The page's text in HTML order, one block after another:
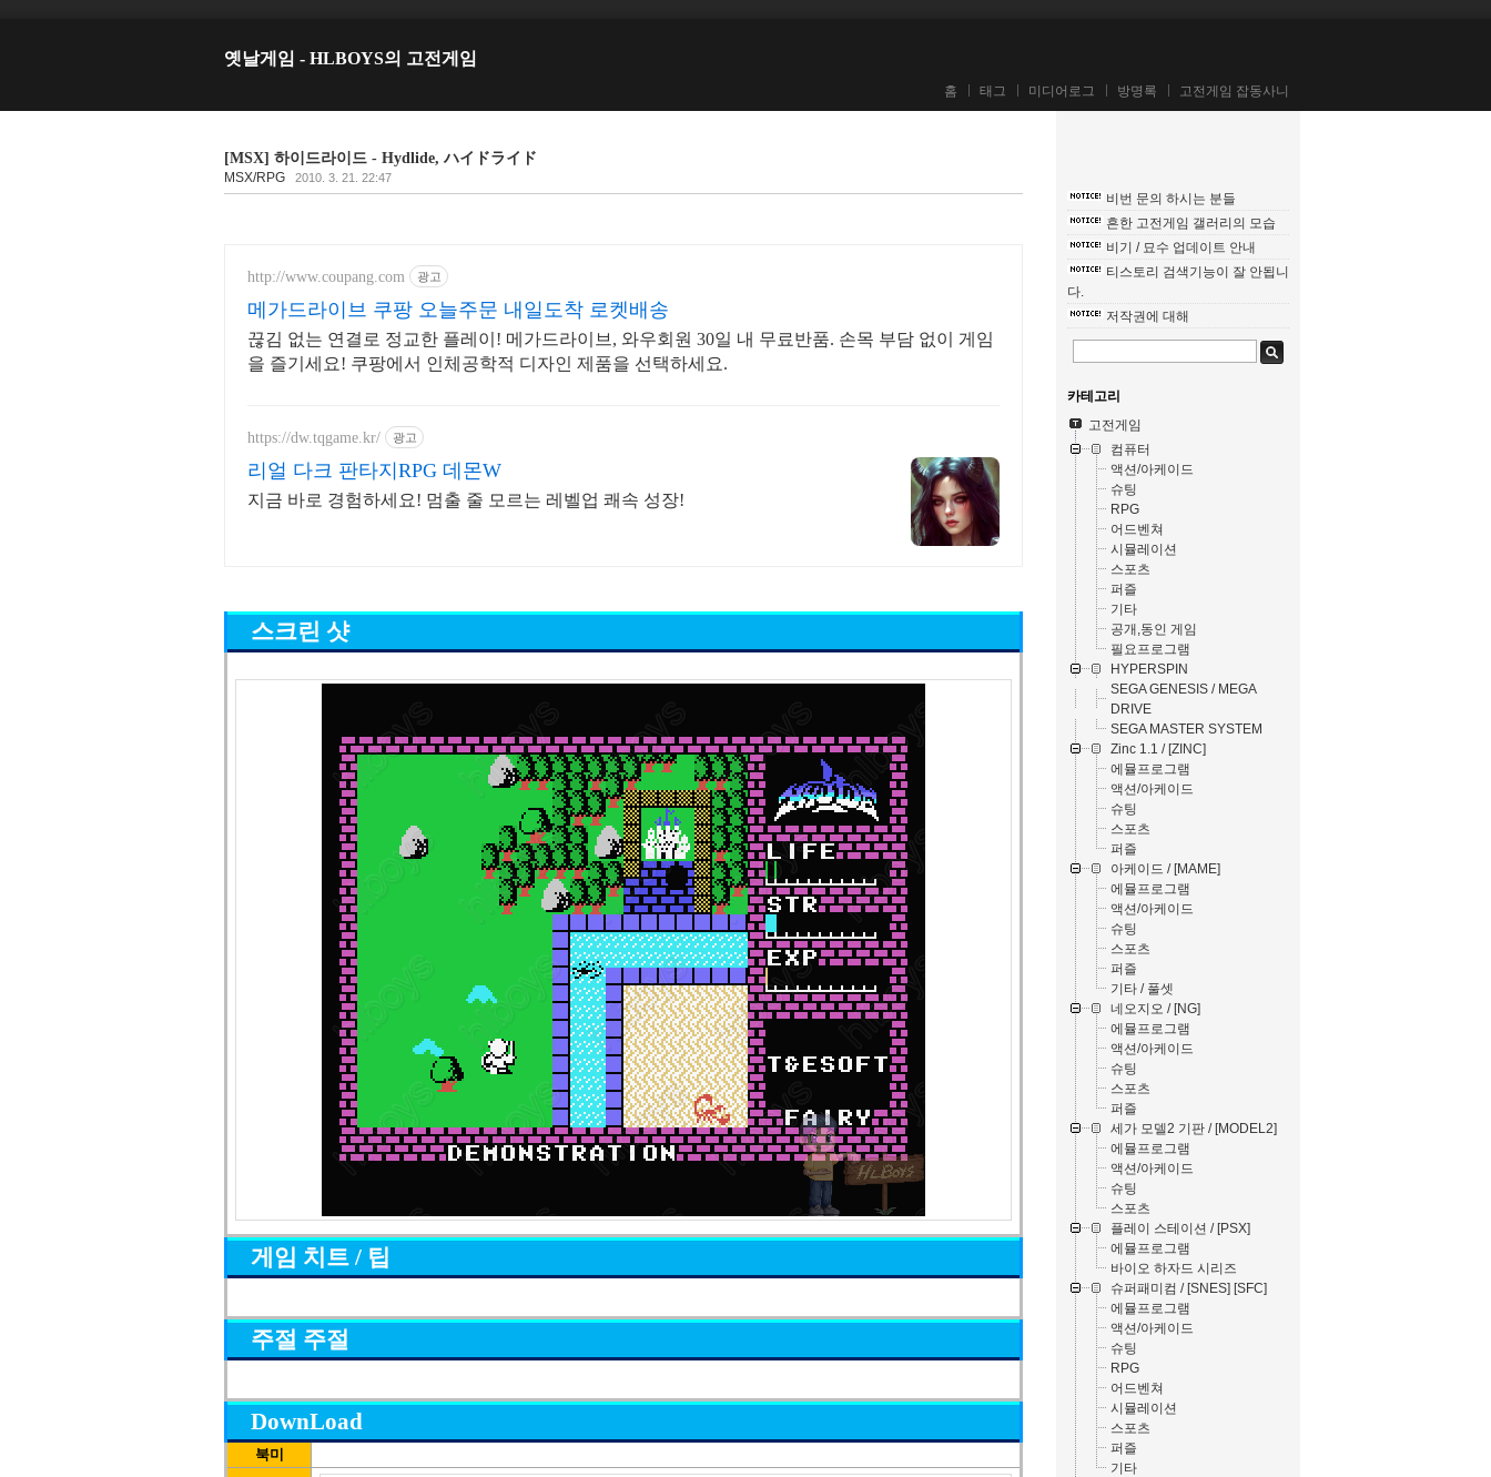
옛날게임 - HLBOYS의 고전게임
홈 태그 미디어로그 방명록 고전게임 잡동사니
[MSX] 하이드라이드 - Hydlide, ハイドライド
MSX/RPG 2010. 3. 21. 22:47
http://www.coupang.com 광고
메가드라이브 쿠팡 오늘주문 내일도착 로켓배송
끊김 없는 연결로 정교한 플레이! 메가드라이브, 와우회원 30일 내 무료반품. 손목 부담 없이 게임
을 즐기세요! 쿠팡에서 인체공학적 디자인 제품을 선택하세요.
https://dw.tqgame.kr/ 광고
리얼 다크 판타지RPG 데몬W
지금 바로 경험하세요! 멈출 줄 모르는 레벨업 쾌속 성장!
스크린 샷
게임 치트 / 팁
주절 주절
DownLoad
북미
비번 문의 하시는 분들
흔한 고전게임 갤러리의 모습
비기 / 묘수 업데이트 안내
티스토리 검색기능이 잘 안됩니
다.
저작권에 대해
카테고리
고전게임
컴퓨터
액션/아케이드
슈팅
RPG
어드벤쳐
시뮬레이션
스포츠
퍼즐
기타
공개,동인 게임
필요프로그램
HYPERSPIN
SEGA GENESIS / MEGA
DRIVE
SEGA MASTER SYSTEM
Zinc 1.1 / [ZINC]
에뮬프로그램
액션/아케이드
슈팅
스포츠
퍼즐
아케이드 / [MAME]
에뮬프로그램
액션/아케이드
슈팅
스포츠
퍼즐
기타 / 풀셋
네오지오 / [NG]
에뮬프로그램
액션/아케이드
슈팅
스포츠
퍼즐
세가 모델2 기판 / [MODEL2]
에뮬프로그램
액션/아케이드
슈팅
스포츠
플레이 스테이션 / [PSX]
에뮬프로그램
바이오 하자드 시리즈
슈퍼패미컴 / [SNES] [SFC]
에뮬프로그램
액션/아케이드
슈팅
RPG
어드벤쳐
시뮬레이션
스포츠
퍼즐
기타